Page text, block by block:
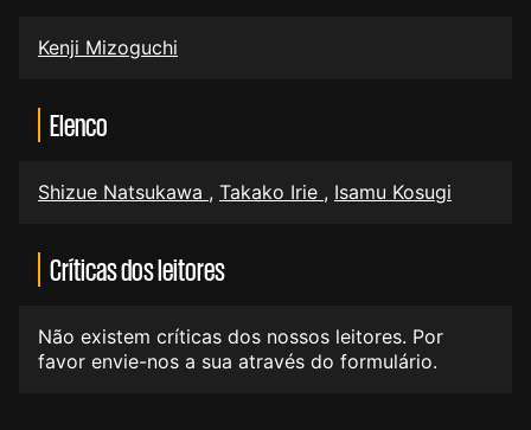
Kenji Mizoguchi
Elenco
Shizue Natsukawa , Takako Irie , Isamu Kosugi
Críticas dos leitores
Não existem críticas dos nossos leitores. Por
favor envie-nos a sua através do formulário.